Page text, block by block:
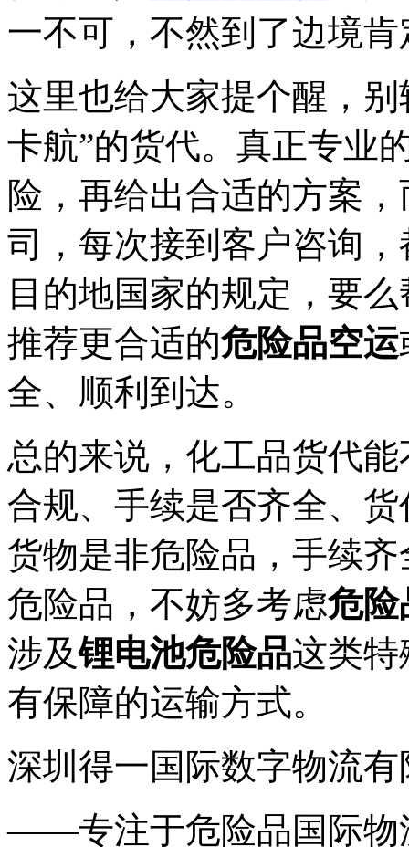
一不可，不然到了边境
这里也给大家提个醒，
卡航”的货代。真正专业
险，再给出合适的方案
司，每次接到客户咨询
目的地国家的规定，要
推荐更合适的危险品空运
全、顺利到达。
总的来说，化工品货代
合规、手续是否齐全、
货物是非危险品，手续
危险品，不妨多考虑危险
涉及锂电池危险品这类
有保障的运输方式。
深圳得一国际数字物流有
——专注于危险品国际物